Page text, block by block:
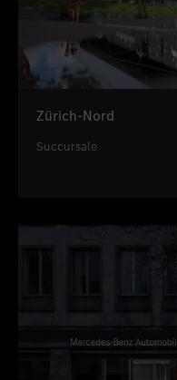
Zürich-Nord
Succursale